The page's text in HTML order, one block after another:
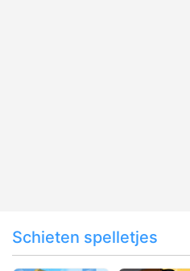
Schieten spelletjes